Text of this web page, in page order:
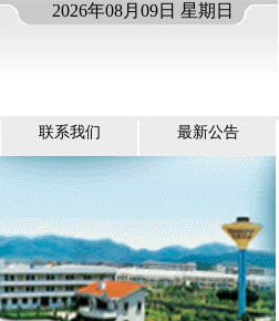
2026年08月09日 星期日
联系我们 最新公告